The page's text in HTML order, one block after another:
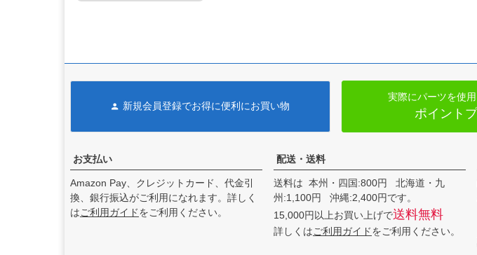
D&D エキゾースト（ディー
た。
feture ヘルメット（フュー
チャーヘルメット）の取り
扱いを始めました。
新規会員登録でお得に便利にお買い物
実際にパーツを使
ポイント
お支払い
Amazon Pay、クレジットカード、代金引
換、銀行振込がご利用になれます。詳しく
はご利用ガイドをご利用ください。
配送・送料
送料は 本州・四国:800円 北海道・九
州:1,100円 沖縄:2,400円です。
15,000円以上お買い上げで送料無料
詳しくはご利用ガイドをご利用ください。